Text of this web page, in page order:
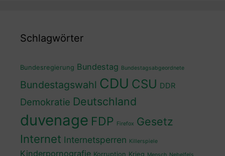
Schlagwörter
Bundesregierung Bundestag Bundestagsabgeordnete
Bundestagswahl CDU CSU DDR
Demokratie Deutschland
duvenage FDP Firefox Gesetz
Internet Internetsperren Killerspiele
Kinderpornografie Korruption Krieg